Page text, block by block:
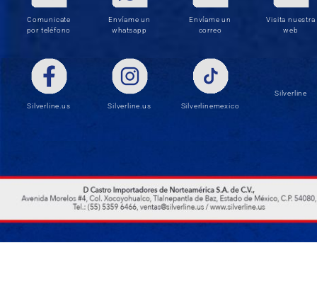
Comunicate
por teléfono
Envíame un
whatsapp
Envíame un
correo
Visita nuestra
web
Silverline.us Silverline.us Silverlinemexico
Silverline